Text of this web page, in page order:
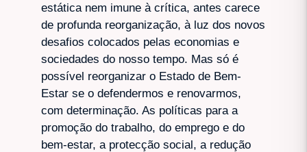
estática nem imune à crítica, antes carece
de profunda reorganização, à luz dos novos
desafios colocados pelas economias e
sociedades do nosso tempo. Mas só é
possível reorganizar o Estado de Bem-
Estar se o defendermos e renovarmos,
com determinação. As políticas para a
promoção do trabalho, do emprego e do
bem-estar, a protecção social, a redução